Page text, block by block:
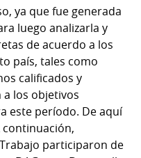
ya que fue generada
luego analizarla y
de acuerdo a los
país, tales como
calificados y
los objetivos
este período. De aquí
participaron de